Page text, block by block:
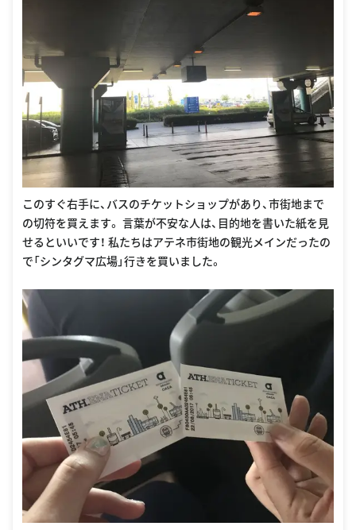
このすぐ右手に、バスのチケットショップがあり、市街地まで
の切符を買えます。 言葉が不安な人は、目的地を書いた紙を見
せるといいです！ 私たちはアテネ市街地の観光メインだったの
で「シンタグマ広場」行きを買いました。